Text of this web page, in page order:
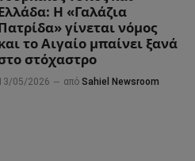
Η «Γαλάζια
γίνεται νόμος
το Αιγαίο μπαίνει ξανά
στόχαστρο
05/2026 από Sahiel Newsroom